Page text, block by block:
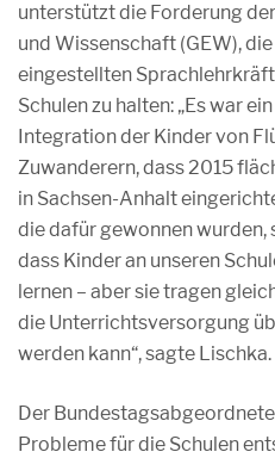
unterstützt die Forderung
und Wissenschaft (GEW),
eingestellten
Schulen zu halten: „Es war
Integration der Kinder von
Zuwanderern, dass 2015
in Sachsen-Anhalt
die dafür gewonnen wurden,
dass Kinder an unseren
lernen – aber sie tragen
die Unterrichtsversorgung
werden kann“, sagte Lischka.
Der
Probleme für die Schulen